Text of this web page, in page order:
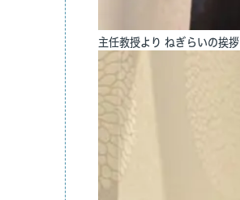
主任教授より ねぎらいの挨拶